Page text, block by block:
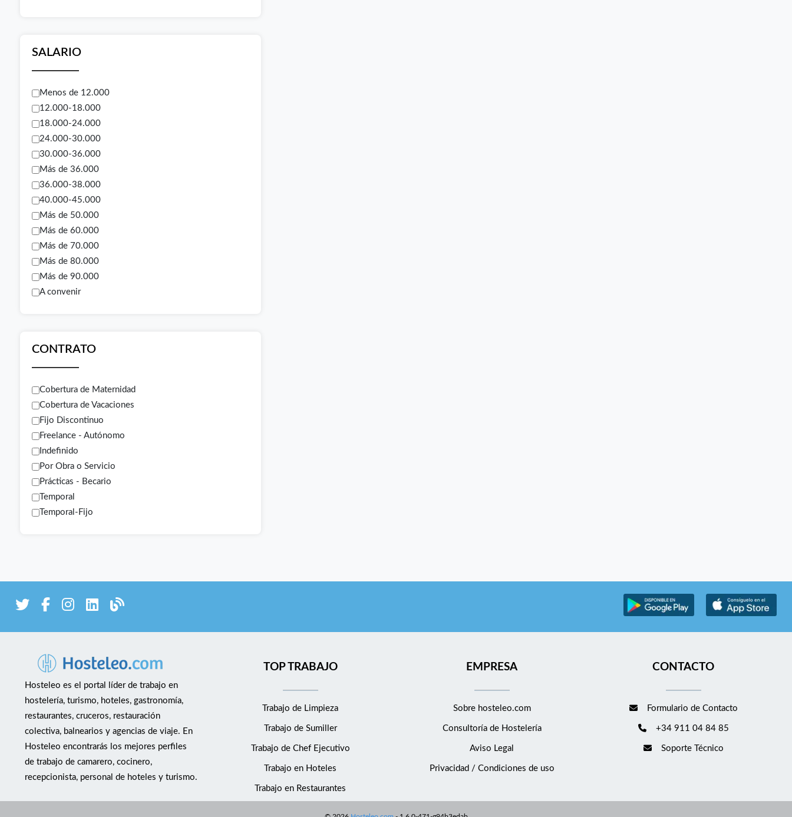
SALARIO
Menos de 12.000
12.000-18.000
18.000-24.000
24.000-30.000
30.000-36.000
Más de 36.000
36.000-38.000
40.000-45.000
Más de 50.000
Más de 60.000
Más de 70.000
Más de 80.000
Más de 90.000
A convenir
CONTRATO
Cobertura de Maternidad
Cobertura de Vacaciones
Fijo Discontinuo
Freelance - Autónomo
Indefinido
Por Obra o Servicio
Prácticas - Becario
Temporal
Temporal-Fijo
Hosteleo es el portal líder de trabajo en
hostelería, turismo, hoteles, gastronomía,
restaurantes, cruceros, restauración
colectiva, balnearios y agencias de viaje. En
Hosteleo encontrarás los mejores perfiles
de trabajo de camarero, cocinero,
recepcionista, personal de hoteles y turismo.
TOP TRABAJO
Trabajo de Limpieza
Trabajo de Sumiller
Trabajo de Chef Ejecutivo
Trabajo en Hoteles
Trabajo en Restaurantes
EMPRESA
Sobre hosteleo.com
Consultoría de Hostelería
Aviso Legal
Privacidad / Condiciones de uso
CONTACTO
Formulario de Contacto
+34 911 04 84 85
Soporte Técnico